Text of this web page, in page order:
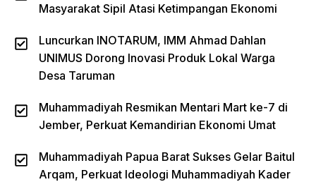
Masyarakat Sipil Atasi Ketimpangan Ekonomi
Luncurkan INOTARUM, IMM Ahmad Dahlan
UNIMUS Dorong Inovasi Produk Lokal Warga
Desa Taruman
Muhammadiyah Resmikan Mentari Mart ke-7 di
Jember, Perkuat Kemandirian Ekonomi Umat
Muhammadiyah Papua Barat Sukses Gelar Baitul
Arqam, Perkuat Ideologi Muhammadiyah Kader